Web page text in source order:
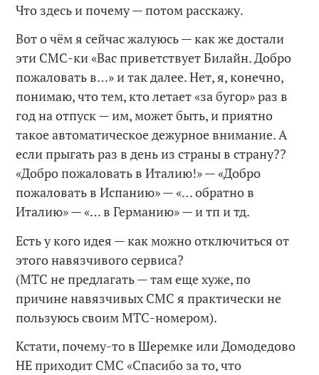
Что здесь и почему — потом расскажу.
Вот о чём я сейчас жалуюсь — как же достали
эти СМС-ки «Вас приветствует Билайн. Добро
пожаловать в…» и так далее. Нет, я, конечно,
понимаю, что тем, кто летает «за бугор» раз в
год на отпуск — им, может быть, и приятно
такое автоматическое дежурное внимание. А
если прыгать раз в день из страны в страну??
«Добро пожаловать в Италию!» — «Добро
пожаловать в Испанию» — «… обратно в
Италию» — «… в Германию» — и тп и тд.
Есть у кого идея — как можно отключиться от
этого навязчивого сервиса?
(МТС не предлагать — там еще хуже, по
причине навязчивых СМС я практически не
пользуюсь своим МТС-номером).
Кстати, почему-то в Шеремке или Домодедово
НЕ приходит СМС «Спасибо за то, что